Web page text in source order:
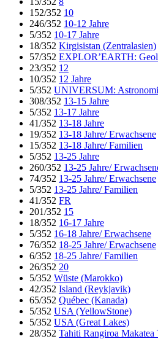
152/352 10
246/352 10-12 Jahre
5/352 10-17 Jahre
18/352 Kirgisistan (Zentralasien)
57/352 EXPLOR’EARTH:
23/352 12
10/352 12 Jahre
5/352 UNIVERSUM:
308/352 13-15 Jahre
5/352 13-17 Jahre
41/352 13-18 Jahre
19/352 13-18 Jahre/ Erwachsene
15/352 13-18 Jahre/ Familien
5/352 13-25 Jahre
260/352 13-25 Jahre/
74/352 13-25 Jahre/ Erwachsene
5/352 13-25 Jahre/ Familien
41/352 FR
201/352 15
18/352 16-17 Jahre
5/352 16-18 Jahre/ Erwachsene
76/352 18-25 Jahre/ Erwachsene
6/352 18-25 Jahre/ Familien
26/352 20
5/352 Wüste (Marokko)
42/352 Island (Reykjavik)
65/352 Québec (Kanada)
5/352 USA (YellowStone)
5/352 USA (Great Lakes)
28/352 Tahiti Rangiroa Makatea